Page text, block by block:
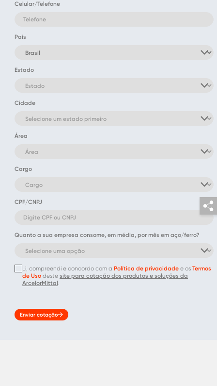
Celular/Telefone
País
Estado
Cidade
Área
Cargo
CPF/CNPJ
Quanto a sua empresa consome, em média, por mês em aço/ferro?
Li, compreendi e concordo com a Política de privacidade e os Termos
de Uso deste site para cotação dos produtos e soluções da
ArcelorMittal.
Enviar cotação